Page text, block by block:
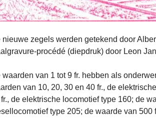
nieuwe zegels werden getekend door
procédé (diepdruk) door Leon
waarden van 1 tot 9 fr. hebben als
van 10, 20, 30 en 40 fr., de
de elektrische locomotief type 160; de
type 205; de waarde van 500